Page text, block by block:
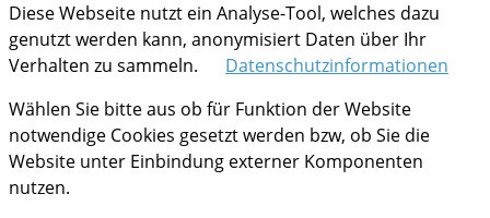
Diese Webseite nutzt ein Analyse-Tool, welches dazu
genutzt werden kann, anonymisiert Daten über Ihr
Verhalten zu sammeln.
Datenschutzinformationen
Wählen Sie bitte aus ob für Funktion der Website
notwendige Cookies gesetzt werden bzw, ob Sie die
Website unter Einbindung externer Komponenten
nutzen.